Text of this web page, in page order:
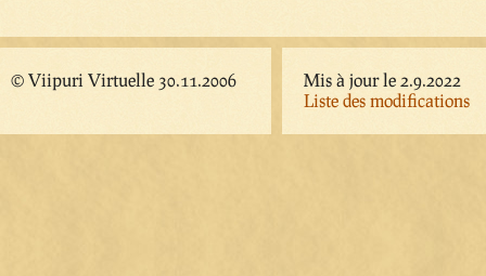
© Viipuri Virtuelle 30.11.2006
Mis à jour le 2.9.2022
Liste des modifications